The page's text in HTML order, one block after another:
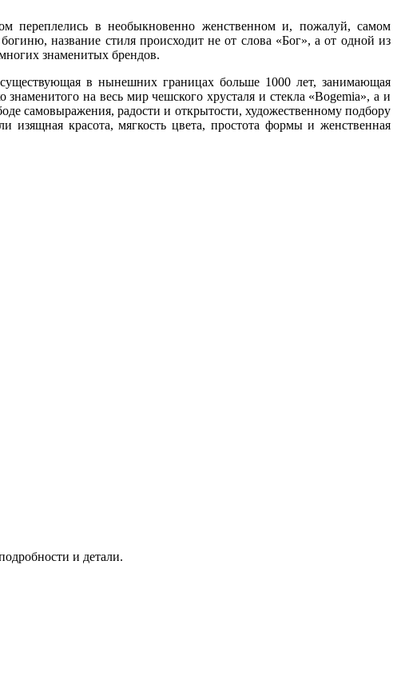
переплелись в необыкновенно женственном и, пожалуй, самом
название стиля происходит не от слова «Бог», а от одной из
знаменитых брендов.
в нынешних границах больше 1000 лет, занимающая
на весь мир чешского хрусталя и стекла «Bogemia», а и
самовыражения, радости и открытости, художественному подбору
красота, мягкость цвета, простота формы и женственная
и детали.